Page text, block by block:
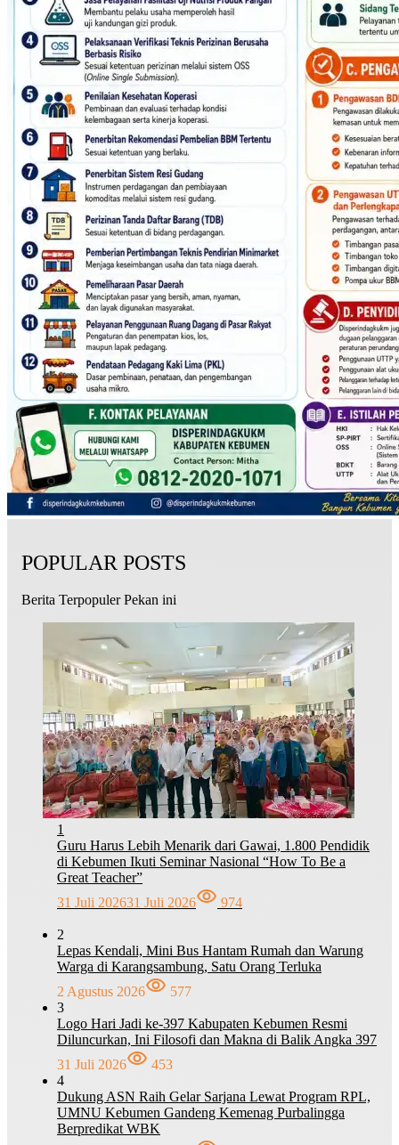
POPULAR POSTS
Berita Terpopuler Pekan ini
1
Guru Harus Lebih Menarik dari Gawai, 1.800 Pendidik
di Kebumen Ikuti Seminar Nasional “How To Be a
Great Teacher”
31 Juli 202631 Juli 2026 974
2
Lepas Kendali, Mini Bus Hantam Rumah dan Warung
Warga di Karangsambung, Satu Orang Terluka
2 Agustus 2026
577
3
Logo Hari Jadi ke-397 Kabupaten Kebumen Resmi
Diluncurkan, Ini Filosofi dan Makna di Balik Angka 397
31 Juli 2026
453
4
Dukung ASN Raih Gelar Sarjana Lewat Program RPL,
UMNU Kebumen Gandeng Kemenag Purbalingga
Berpredikat WBK